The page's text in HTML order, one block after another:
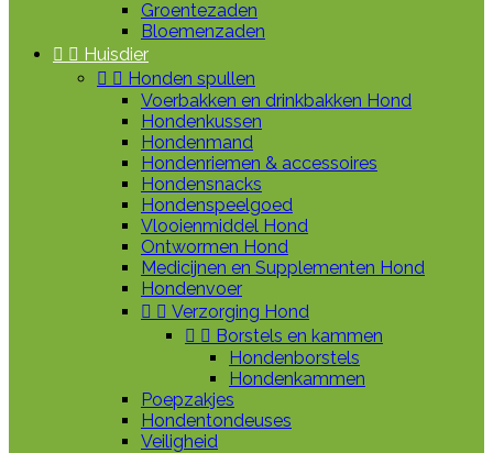
Groentezaden
Bloemenzaden
  Huisdier
  Honden spullen
Voerbakken en drinkbakken Hond
Hondenkussen
Hondenmand
Hondenriemen & accessoires
Hondensnacks
Hondenspeelgoed
Vlooienmiddel Hond
Ontwormen Hond
Medicijnen en Supplementen Hond
Hondenvoer
  Verzorging Hond
  Borstels en kammen
Hondenborstels
Hondenkammen
Poepzakjes
Hondentondeuses
Veiligheid